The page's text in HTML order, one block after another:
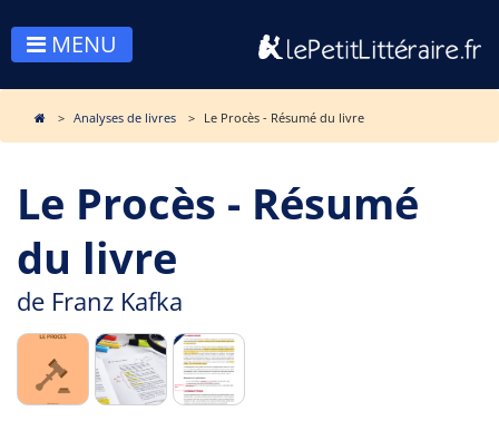
MENU
Analyses de livres Le Procès - Résumé du livre
Le Procès - Résumé
du livre
de Franz Kafka